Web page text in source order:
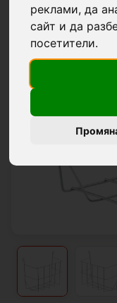
реклами, да
сайт и да
посетители.